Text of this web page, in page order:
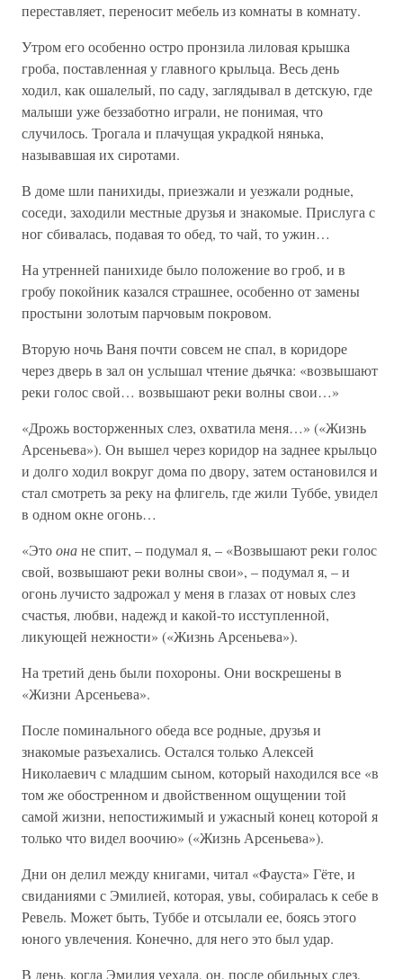
переставляет, переносит мебель из комнаты в комнату.
Утром его особенно остро пронзила лиловая крышка
гроба, поставленная у главного крыльца. Весь день
ходил, как ошалелый, по саду, заглядывал в детскую, где
малыши уже беззаботно играли, не понимая, что
случилось. Трогала и плачущая украдкой нянька,
называвшая их сиротами.
В доме шли панихиды, приезжали и уезжали родные,
соседи, заходили местные друзья и знакомые. Прислуга с
ног сбивалась, подавая то обед, то чай, то ужин…
На утренней панихиде было положение во гроб, и в
гробу покойник казался страшнее, особенно от замены
простыни золотым парчовым покровом.
Вторую ночь Ваня почти совсем не спал, в коридоре
через дверь в зал он услышал чтение дьячка: «возвышают
реки голос свой… возвышают реки волны свои…»
«Дрожь восторженных слез, охватила меня…» («Жизнь
Арсеньева»). Он вышел через коридор на заднее крыльцо
и долго ходил вокруг дома по двору, затем остановился и
стал смотреть за реку на флигель, где жили Туббе, увидел
в одном окне огонь…
«Этоонане спит, – подумал я, – «Возвышают реки голос
свой, возвышают реки волны свои», – подумал я, – и
огонь лучисто задрожал у меня в глазах от новых слез
счастья, любви, надежд и какой-то исступленной,
ликующей нежности» («Жизнь Арсеньева»).
На третий день были похороны. Они воскрешены в
«Жизни Арсеньева».
После поминального обеда все родные, друзья и
знакомые разъехались. Остался только Алексей
Николаевич с младшим сыном, который находился все «в
том же обостренном и двойственном ощущении той
самой жизни, непостижимый и ужасный конец которой я
только что видел воочию» («Жизнь Арсеньева»).
Дни он делил между книгами, читал «Фауста» Гёте, и
свиданиями с Эмилией, которая, увы, собиралась к себе в
Ревель. Может быть, Туббе и отсылали ее, боясь этого
юного увлечения. Конечно, для него это был удар.
В день, когда Эмилия уехала, он, после обильных слез,